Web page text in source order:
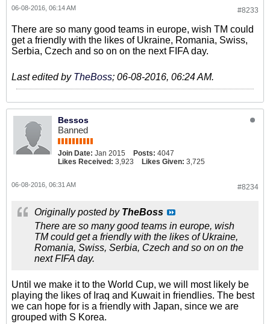
#8233
06-08-2016, 06:14 AM
There are so many good teams in europe, wish TM could
get a friendly with the likes of Ukraine, Romania, Swiss,
Serbia, Czech and so on on the next FIFA day.
Last edited by TheBoss; 06-08-2016, 06:24 AM.
Bessos
Banned
Join Date: Jan 2015 Posts: 4047
Likes Received: 3,923 Likes Given: 3,725
#8234
06-08-2016, 06:31 AM
Originally posted by TheBoss
There are so many good teams in europe, wish
TM could get a friendly with the likes of Ukraine,
Romania, Swiss, Serbia, Czech and so on on the
next FIFA day.
Until we make it to the World Cup, we will most likely be
playing the likes of Iraq and Kuwait in friendlies. The best
we can hope for is a friendly with Japan, since we are
grouped with S Korea.